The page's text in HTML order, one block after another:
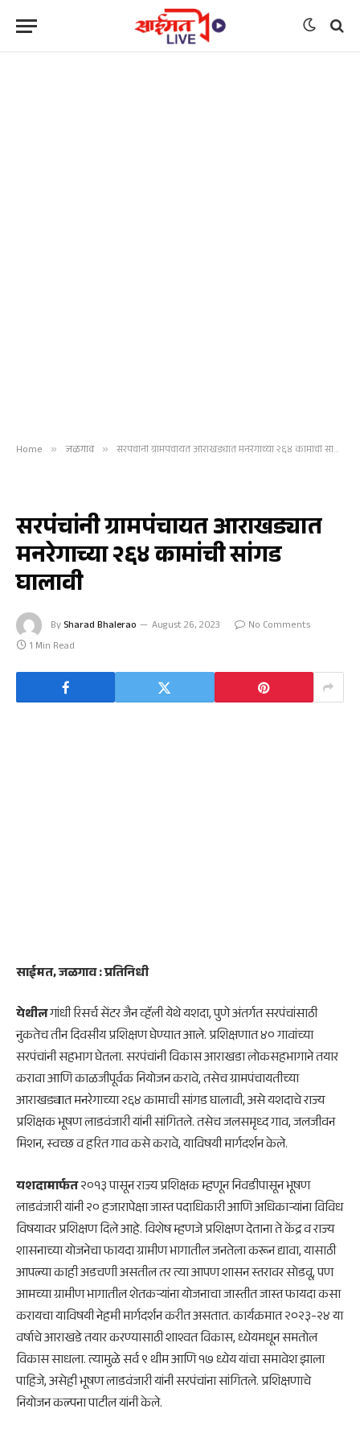
Home » जळगाव » सरपंचांनी ग्रामपंचायत आराखड्यात मनरेगाच्या २६४ कामांची सांगड घालावी
सरपंचांनी ग्रामपंचायत आराखड्यात
मनरेगाच्या २६४ कामांची सांगड
घालावी
By Sharad Bhalerao August 26, 2023
No Comments
1 Min Read
साईमत, जळगाव : प्रतिनिधी
येथीलगांधी रिसर्च सेंटर जैन व्हॅली येथे यशदा, पुणे अंतर्गत सरपंचांसाठी
नुकतेच तीन दिवसीय प्रशिक्षण घेण्यात आले. प्रशिक्षणात ४० गावांच्या
सरपंचांनी सहभाग घेतला. सरपंचांनी विकास आराखडा लोकसहभागाने तयार
करावा आणि काळजीपूर्वक नियोजन करावे, तसेच ग्रामपंचायतीच्या
आराखड्यात मनरेगाच्या २६४ कामाची सांगड घालावी, असे यशदाचे राज्य
प्रशिक्षक भूषण लाडवंजारी यांनी सांगितले. तसेच जलसमृध्द गाव, जलजीवन
मिशन, स्वच्छ व हरित गाव कसे करावे, याविषयी मार्गदर्शन केले.
यशदामार्फत२०१३ पासून राज्य प्रशिक्षक म्हणून निवडीपासून भूषण
लाडवंजारी यांनी २० हजारापेक्षा जास्त पदाधिकारी आणि अधिकाऱ्यांना विविध
विषयावर प्रशिक्षण दिले आहे. विशेष म्हणजे प्रशिक्षण देताना ते केंद्र व राज्य
शासनाच्या योजनेचा फायदा ग्रामीण भागातील जनतेला करून द्यावा, यासाठी
आपल्या काही अडचणी असतील तर त्या आपण शासन स्तरावर सोडवू, पण
आमच्या ग्रामीण भागातील शेतकऱ्यांना योजनाचा जास्तीत जास्त फायदा कसा
करायचा याविषयी नेहमी मार्गदर्शन करीत असतात. कार्यक्रमात २०२३-२४ या
वर्षाचे आराखडे तयार करण्यासाठी शाश्वत विकास, ध्येयमधून समतोल
विकास साधला. त्यामुळे सर्व ९ थीम आणि १७ ध्येय यांचा समावेश झाला
पाहिजे, असेही भूषण लाडवंजारी यांनी सरपंचांना सांगितले. प्रशिक्षणाचे
नियोजन कल्पना पाटील यांनी केले.